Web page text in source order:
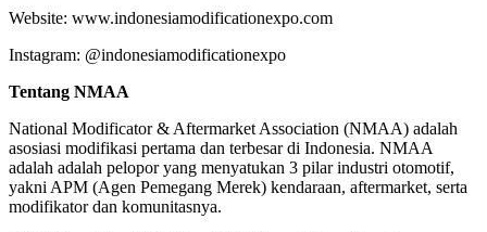
Website: www.indonesiamodificationexpo.com
Instagram: @indonesiamodificationexpo
Tentang NMAA
National Modificator & Aftermarket Association (NMAA) adalah
asosiasi modifikasi pertama dan terbesar di Indonesia. NMAA
adalah adalah pelopor yang menyatukan 3 pilar industri otomotif,
yakni APM (Agen Pemegang Merek) kendaraan, aftermarket, serta
modifikator dan komunitasnya.